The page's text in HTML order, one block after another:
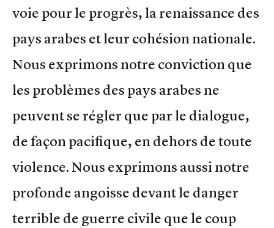
voie pour le progrès, la renaissance des
pays arabes et leur cohésion nationale.
Nous exprimons notre conviction que
les problèmes des pays arabes ne
peuvent se régler que par le dialogue,
de façon pacifique, en dehors de toute
violence. Nous exprimons aussi notre
profonde angoisse devant le danger
terrible de guerre civile que le coup